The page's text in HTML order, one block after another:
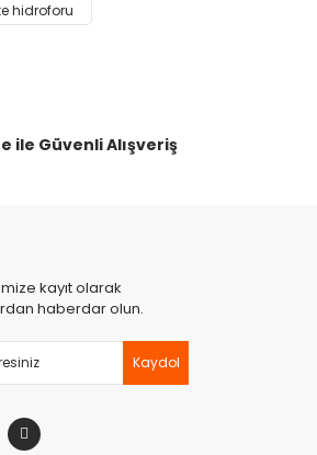
hidroforu
ile Güvenli Alışveriş
kayıt olarak
haberdar olun.
Kaydol